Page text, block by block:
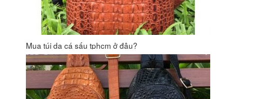
Mua túi da cá sấu tphcm ở đâu?